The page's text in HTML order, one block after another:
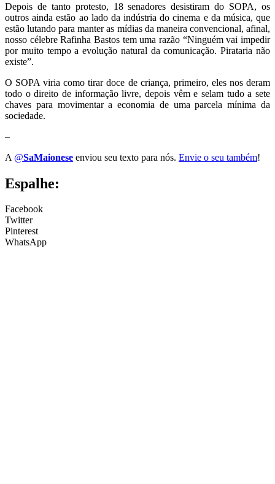
Depois de tanto protesto, 18 senadores desistiram do SOPA, os
outros ainda estão ao lado da indústria do cinema e da música, que
estão lutando para manter as mídias da maneira convencional, afinal,
nosso célebre Rafinha Bastos tem uma razão “Ninguém vai impedir
por muito tempo a evolução natural da comunicação. Pirataria não
existe”.
O SOPA viria como tirar doce de criança, primeiro, eles nos deram
todo o direito de informação livre, depois vêm e selam tudo a sete
chaves para movimentar a economia de uma parcela mínima da
sociedade.
–
A @SaMaionese enviou seu texto para nós. Envie o seu também!
Espalhe:
Facebook
Twitter
Pinterest
WhatsApp